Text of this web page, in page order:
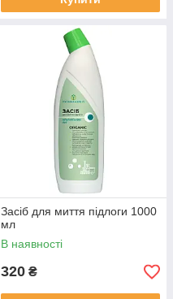
Засіб для миття підлоги 1000
мл
В наявності
320 ₴